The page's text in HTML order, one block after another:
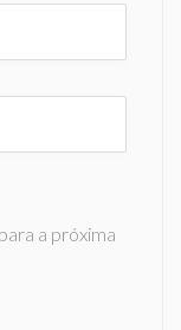
a próxima